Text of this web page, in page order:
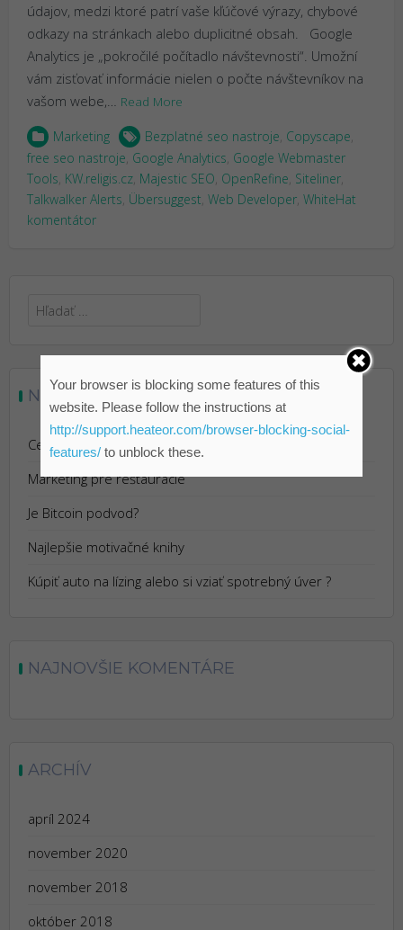
údajov, medzi ktoré patrí vaše kľúčové výrazy, chybové
odkazy na stránkach alebo duplicitné obsah. Google
Analytics je „pokročilé počítadlo návštevnosti“. Umožní
vám zisťovať informácie nielen o počte návštevníkov na
vašom webe,…
Read More
Marketing Bezplatné seo nastroje Copyscape
free seo nastroje Google Analytics Google Webmaster
Tools KW.religis.cz Majestic SEO OpenRefine Siteliner
Talkwalker Alerts Übersuggest Web Developer WhiteHat
komentátor
Hľadať:
NAJNOVŠIE ČLÁNKY
Cestovanie s Istotou: Výhody Cestovného Poistenia
Marketing pre reštaurácie
Je Bitcoin podvod?
Najlepšie motivačné knihy
Kúpiť auto na lízing alebo si vziať spotrebný úver ?
NAJNOVŠIE KOMENTÁRE
ARCHÍV
apríl 2024
november 2020
november 2018
október 2018
Your browser is blocking some features of this
website. Please follow the instructions at
http://support.heateor.com/browser-blocking-social-
features/to unblock these.